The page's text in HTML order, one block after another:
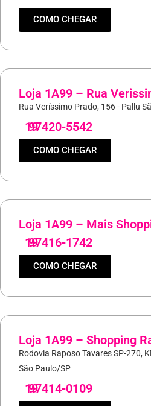
COMO CHEGAR
Loja 1A99 – Rua
Rua Veríssimo Prado, 156 - Pallu
19
97420-5542
COMO CHEGAR
Loja 1A99 – Mais
19
97416-1742
COMO CHEGAR
Loja 1A99 – Shopping
Rodovia Raposo Tavares SP-270,
São Paulo/SP
19
97414-0109